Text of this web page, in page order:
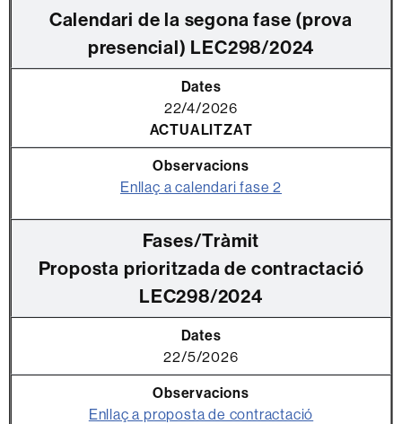
Calendari de la segona fase (prova
presencial) LEC298/2024
22/4/2026
ACTUALITZAT
Enllaç a calendari fase 2
Proposta prioritzada de contractació
LEC298/2024
22/5/2026
Enllaç a proposta de contractació